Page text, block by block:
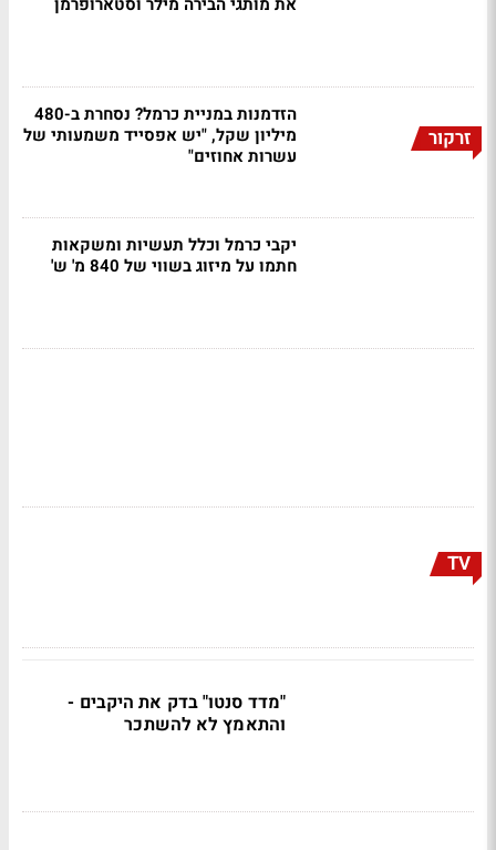
זרקור
הזדמנות במניית כרמל? נסחרת ב-480
מיליון שקל, "יש אפסייד משמעותי של
עשרות אחוזים"
יקבי כרמל וכלל תעשיות ומשקאות
חתמו על מיזוג בשווי של 840 מ' ש'
TV
"מדד סנטו" בדק את היקבים -
והתאמץ לא להשתכר